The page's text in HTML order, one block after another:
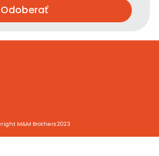
Odoberať
M&M Brothers 2023